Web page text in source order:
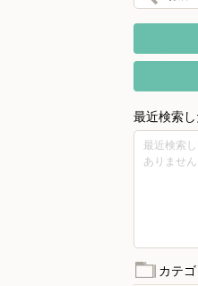
最近検索
最近検索
ありません
カテ